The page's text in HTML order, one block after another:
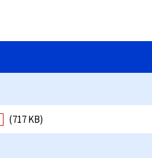
(717 KB)